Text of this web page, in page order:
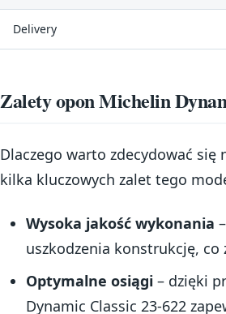
Delivery
Zalety opon Michelin
Dlaczego warto zdecydować się
kilka kluczowych zalet tego
Wysoka jakość wykonania
uszkodzenia konstrukcję, co
Optymalne osiągi– dzięki
Dynamic Classic 23-622